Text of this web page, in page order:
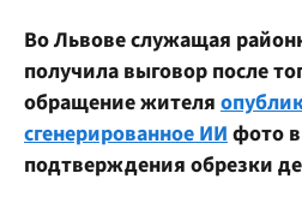
Во Львове служащая
получила выговор после
обращение жителя
сгенерированное ИИ фото
подтверждения обрезки